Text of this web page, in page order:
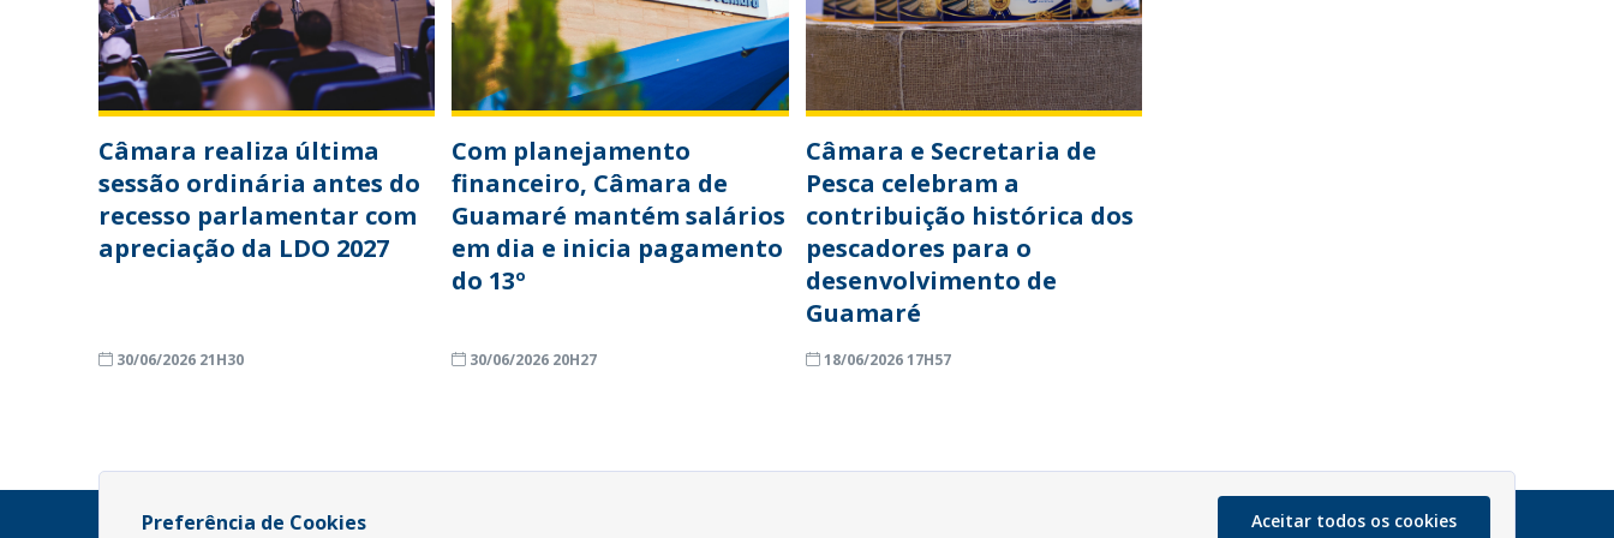
Câmara realiza última
sessão ordinária antes do
recesso parlamentar com
apreciação da LDO 2027
30/06/2026 21H30
Com planejamento
financeiro, Câmara de
Guamaré mantém salários
em dia e inicia pagamento
do 13º
30/06/2026 20H27
Câmara e Secretaria de
Pesca celebram a
contribuição histórica dos
pescadores para o
desenvolvimento de
Guamaré
18/06/2026 17H57
Preferência de Cookies Aceitar todos os cookies